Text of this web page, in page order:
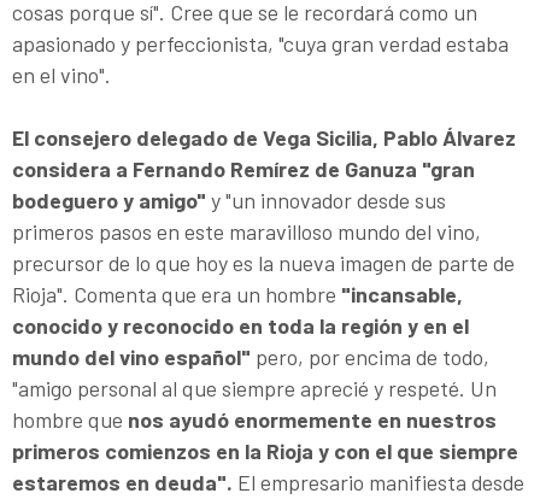
cosas porque sí". Cree que se le recordará como un
apasionado y perfeccionista, "cuya gran verdad estaba
en el vino".
El consejero delegado de Vega Sicilia, Pablo Álvarez
considera a Fernando Remírez de Ganuza "gran
bodeguero y amigo" y "un innovador desde sus
primeros pasos en este maravilloso mundo del vino,
precursor de lo que hoy es la nueva imagen de parte de
Rioja". Comenta que era un hombre "incansable,
conocido y reconocido en toda la región y en el
mundo del vino español" pero, por encima de todo,
"amigo personal al que siempre aprecié y respeté. Un
hombre que nos ayudó enormemente en nuestros
primeros comienzos en la Rioja y con el que siempre
estaremos en deuda". El empresario manifiesta desde